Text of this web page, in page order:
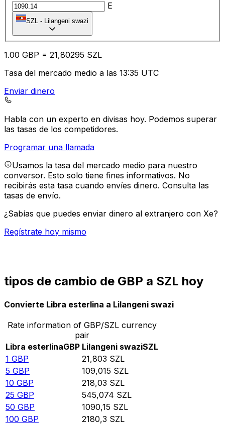
E
SZL - Lilangeni swazi
1.00 GBP = 21,80295 SZL
Tasa del mercado medio a las 13:35 UTC
Enviar dinero
Habla con un experto en divisas hoy. Podemos superar
las tasas de los competidores.
Programar una llamada
Usamos la tasa del mercado medio para nuestro
conversor. Esto solo tiene fines informativos. No
recibirás esta tasa cuando envíes dinero. Consulta las
tasas de envío.
¿Sabías que puedes enviar dinero al extranjero con Xe?
Regístrate hoy mismo
tipos de cambio de GBP a SZL hoy
Convierte Libra esterlina a Lilangeni swazi
Rate information of GBP/SZL currency
pair
Libra esterlinaGBP Lilangeni swaziSZL
1 GBP 21,803 SZL
5 GBP 109,015 SZL
10 GBP 218,03 SZL
25 GBP 545,074 SZL
50 GBP 1090,15 SZL
100 GBP 2180,3 SZL